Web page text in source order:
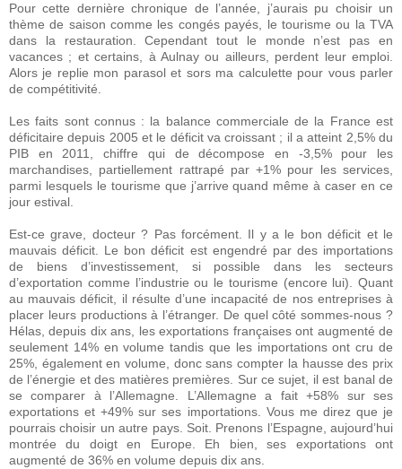
Pour cette dernière chronique de l’année, j’aurais pu choisir un
thème de saison comme les congés payés, le tourisme ou la TVA
dans la restauration. Cependant tout le monde n’est pas en
vacances ; et certains, à Aulnay ou ailleurs, perdent leur emploi.
Alors je replie mon parasol et sors ma calculette pour vous parler
de compétitivité.
Les faits sont connus : la balance commerciale de la France est
déficitaire depuis 2005 et le déficit va croissant ; il a atteint 2,5% du
PIB en 2011, chiffre qui de décompose en -3,5% pour les
marchandises, partiellement rattrapé par +1% pour les services,
parmi lesquels le tourisme que j’arrive quand même à caser en ce
jour estival.
Est-ce grave, docteur ? Pas forcément. Il y a le bon déficit et le
mauvais déficit. Le bon déficit est engendré par des importations
de biens d’investissement, si possible dans les secteurs
d’exportation comme l’industrie ou le tourisme (encore lui). Quant
au mauvais déficit, il résulte d’une incapacité de nos entreprises à
placer leurs productions à l’étranger. De quel côté sommes-nous ?
Hélas, depuis dix ans, les exportations françaises ont augmenté de
seulement 14% en volume tandis que les importations ont cru de
25%, également en volume, donc sans compter la hausse des prix
de l’énergie et des matières premières. Sur ce sujet, il est banal de
se comparer à l’Allemagne. L’Allemagne a fait +58% sur ses
exportations et +49% sur ses importations. Vous me direz que je
pourrais choisir un autre pays. Soit. Prenons l’Espagne, aujourd’hui
montrée du doigt en Europe. Eh bien, ses exportations ont
augmenté de 36% en volume depuis dix ans.